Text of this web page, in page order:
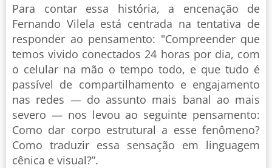
Para contar essa história, a encenação de
Fernando Vilela está centrada na tentativa de
responder ao pensamento: "Compreender que
temos vivido conectados 24 horas por dia, com
o celular na mão o tempo todo, e que tudo é
passível de compartilhamento e engajamento
nas redes — do assunto mais banal ao mais
severo — nos levou ao seguinte pensamento:
Como dar corpo estrutural a esse fenômeno?
Como traduzir essa sensação em linguagem
cênica e visual?”.